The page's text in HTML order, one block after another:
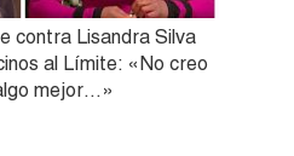
contra Lisandra Silva
al Límite: «No creo
mejor…»